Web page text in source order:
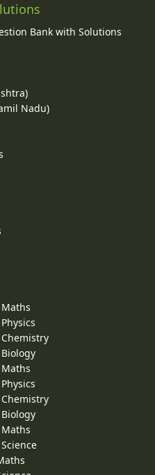
Bank with Solutions
Nadu)
Chemistry
Chemistry